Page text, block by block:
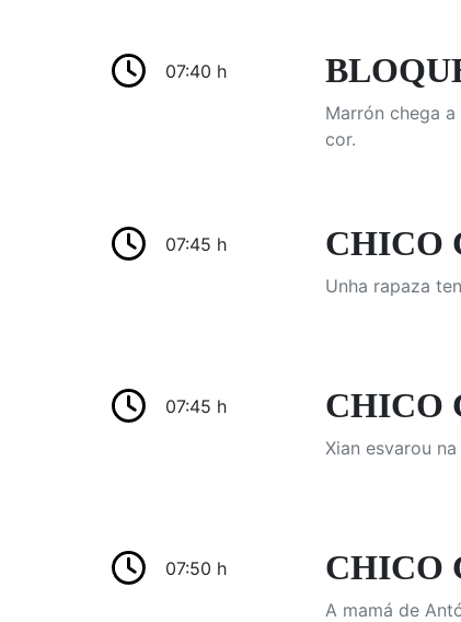
07:40 h
Marrón chega
cor.
07:45 h CHICO
Unha rapaza
07:45 h CHICO
Xian esvarou
07:50 h CHICO
A mamá de